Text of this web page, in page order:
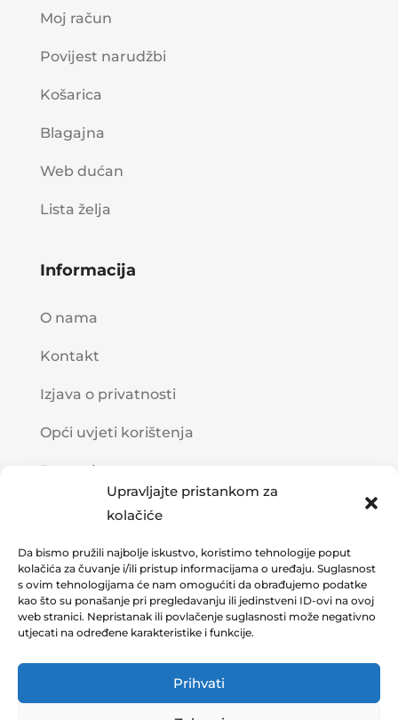
Upravljajte pristankom za
kolačiće
Da bismo pružili najbolje iskustvo, koristimo tehnologije poput
kolačića za čuvanje i/ili pristup informacijama o uređaju. Suglasnost
s ovim tehnologijama će nam omogućiti da obrađujemo podatke
kao što su ponašanje pri pregledavanju ili jedinstveni ID-ovi na ovoj
web stranici. Nepristanak ili povlačenje suglasnosti može negativno
utjecati na određene karakteristike i funkcije.
Prihvati
Moj račun
Povijest narudžbi
Košarica
Blagajna
Web dućan
Lista želja
Informacija
O nama
Kontakt
Izjava o privatnosti
Opći uvjeti korištenja
Postanite partner
 (385) 1 6170 433
} 08:00 – 15:30
 info@omnia.hr

Adresa: